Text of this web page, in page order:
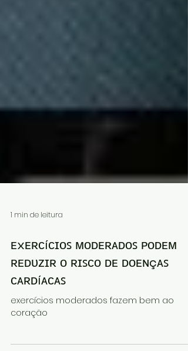
1 min de leitura
ᴇxᴇʀᴄíᴄɪᴏꜱ ᴍᴏᴅᴇʀᴀᴅᴏꜱ ᴘᴏᴅᴇᴍ
ʀᴇᴅᴜᴢɪʀ ᴏ ʀɪꜱᴄᴏ ᴅᴇ ᴅᴏᴇɴçᴀꜱ
ᴄᴀʀᴅíᴀᴄᴀꜱ
coração